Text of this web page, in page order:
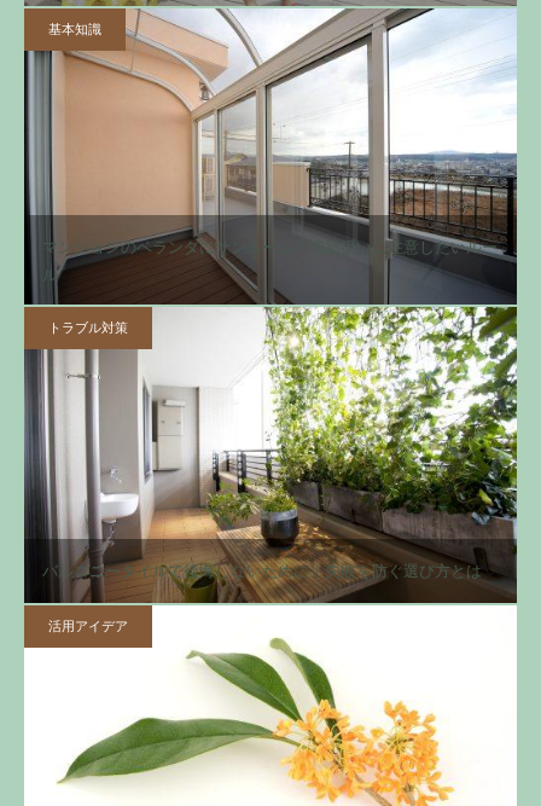
基本知識
マンションのベランダにサンルーム？増築扱いに注意したいルー
ル
トラブル対策
バルコニータイルで後悔しないために｜失敗を防ぐ選び方とは
活用アイデア